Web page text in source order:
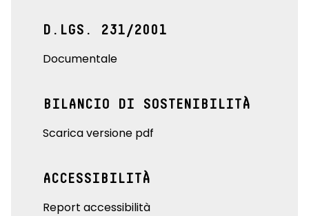
D.LGS. 231/2001
Documentale
BILANCIO DI SOSTENIBILITÀ
Scarica versione pdf
ACCESSIBILITÀ
Report accessibilità